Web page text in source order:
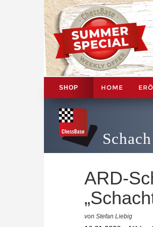
SHOP HOME
ARD-
von Stefan Liebig